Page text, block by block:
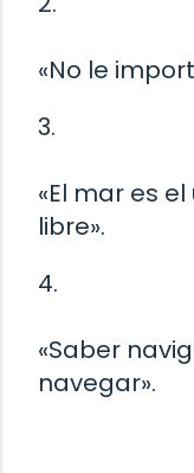
«No le
3.
«El mar es
libre».
4.
«Saber
navegar».